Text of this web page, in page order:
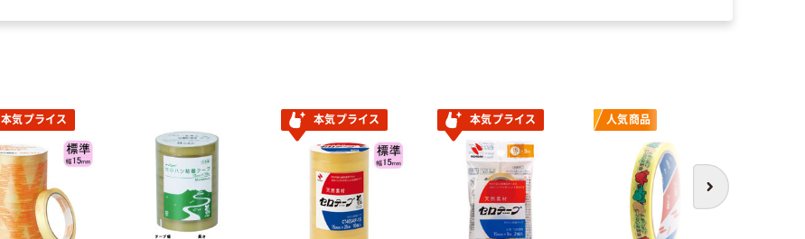
次へ
本気プライス 本気プライス 本気プライス 人気商品